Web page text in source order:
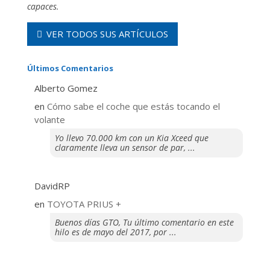
capaces.
VER TODOS SUS ARTÍCULOS
Últimos Comentarios
Alberto Gomez
en ​Cómo sabe el coche que estás tocando el
volante
Yo llevo 70.000 km con un Kia Xceed que
claramente lleva un sensor de par, ...
DavidRP
en TOYOTA PRIUS +
Buenos días GTO, Tu último comentario en este
hilo es de mayo del 2017, por ...